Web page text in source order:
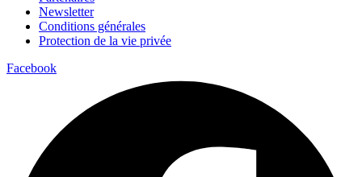
Newsletter
Conditions générales
Protection de la vie privée
Facebook